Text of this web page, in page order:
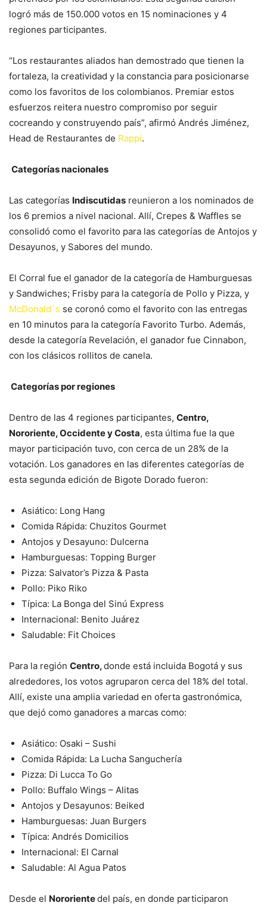
logró más de 150.000 votos en 15 nominaciones y 4
regiones participantes.
“Los restaurantes aliados han demostrado que tienen la
fortaleza, la creatividad y la constancia para posicionarse
como los favoritos de los colombianos. Premiar estos
esfuerzos reitera nuestro compromiso por seguir
cocreando y construyendo país”, afirmó Andrés Jiménez,
Head de Restaurantes de Rappi.
Categorías nacionales
Las categorías Indiscutidas reunieron a los nominados de
los 6 premios a nivel nacional. Allí, Crepes & Waffles se
consolidó como el favorito para las categorías de Antojos y
Desayunos, y Sabores del mundo.
El Corral fue el ganador de la categoría de Hamburguesas
y Sandwiches; Frisby para la categoría de Pollo y Pizza, y
McDonald´s se coronó como el favorito con las entregas
en 10 minutos para la categoría Favorito Turbo. Además,
desde la categoría Revelación, el ganador fue Cinnabon,
con los clásicos rollitos de canela.
Categorías por regiones
Dentro de las 4 regiones participantes, Centro,
Nororiente, Occidente y Costa, esta última fue la que
mayor participación tuvo, con cerca de un 28% de la
votación. Los ganadores en las diferentes categorías de
esta segunda edición de Bigote Dorado fueron:
Asiático: Long Hang
Comida Rápida: Chuzitos Gourmet
Antojos y Desayuno: Dulcerna
Hamburguesas: Topping Burger
Pizza: Salvator’s Pizza & Pasta
Pollo: Piko Riko
Típica: La Bonga del Sinú Express
Internacional: Benito Juárez
Saludable: Fit Choices
Para la región Centro,donde está incluida Bogotá y sus
alrededores, los votos agruparon cerca del 18% del total.
Allí, existe una amplia variedad en oferta gastronómica,
que dejó como ganadores a marcas como:
Asiático: Osaki – Sushi
Comida Rápida: La Lucha Sanguchería
Pizza: Di Lucca To Go
Pollo: Buffalo Wings – Alitas
Antojos y Desayunos: Beiked
Hamburguesas: Juan Burgers
Típica: Andrés Domicilios
Internacional: El Carnal
Saludable: Al Agua Patos
Desde el Nororientedel país, en donde participaron